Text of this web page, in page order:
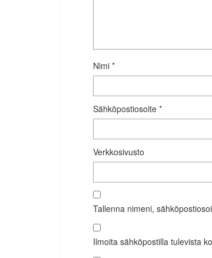
Nimi *
Sähköpostiosoite *
Verkkosivusto
Tallenna nimeni,
Ilmoita sähköpostilla tulevista